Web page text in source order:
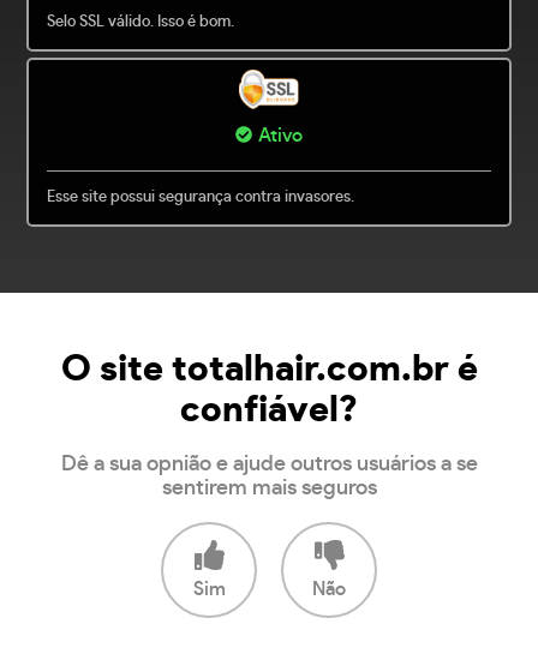
Selo SSL válido. Isso é bom.
Ativo
Esse site possui segurança contra invasores.
O site totalhair.com.br é
confiável?
Dê a sua opnião e ajude outros usuários a se
sentirem mais seguros
Sim Não